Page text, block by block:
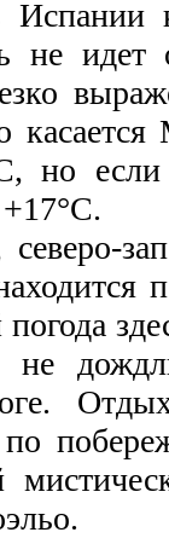
Испании
не
но
не